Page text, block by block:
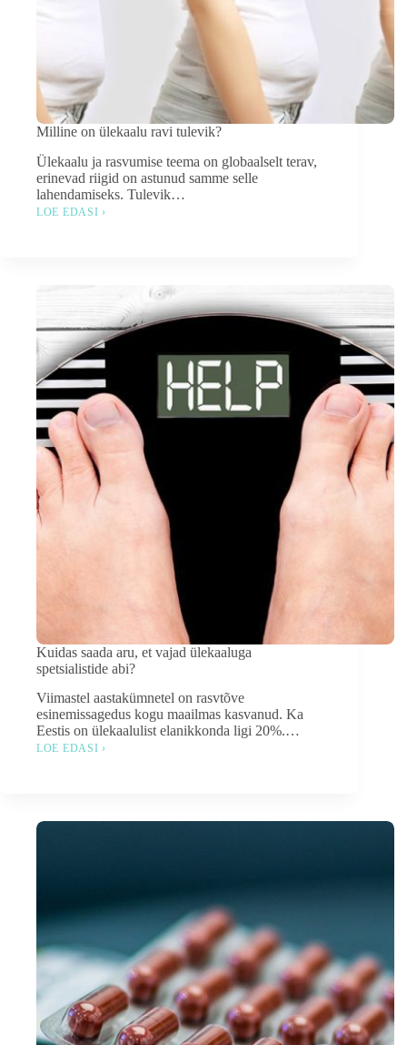
Milline on ülekaalu ravi tulevik?
Ülekaalu ja rasvumise teema on globaalselt terav,
erinevad riigid on astunud samme selle
lahendamiseks. Tulevik…
LOE EDASI ›
Kuidas saada aru, et vajad ülekaaluga
spetsialistide abi?
Viimastel aastakümnetel on rasvtõve
esinemissagedus kogu maailmas kasvanud. Ka
Eestis on ülekaalulist elanikkonda ligi 20%.…
LOE EDASI ›